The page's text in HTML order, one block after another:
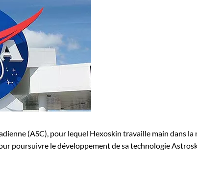
(ASC), pour lequel Hexoskin travaille main dans
poursuivre le développement de sa technologie